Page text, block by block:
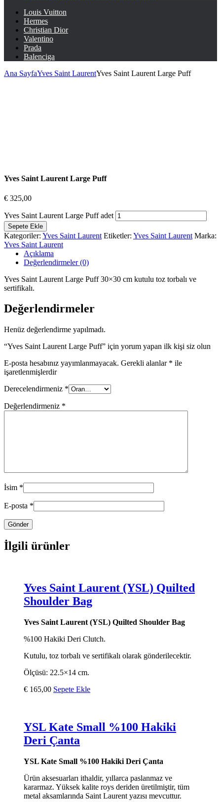
Louis Vuitton
Hermes
Christian Dior
Valentino
Prada
Balenciga
Ana SayfaYves Saint LaurentYves Saint Laurent Large Puff
Yves Saint Laurent Large Puff
€ 325,00
Yves Saint Laurent Large Puff adet
Sepete Ekle
Kategoriler: Yves Saint Laurent Etiketler: Yves Saint Laurent Marka:
Yves Saint Laurent
Açıklama
Değerlendirmeler (0)
Yves Saint Laurent Large Puff 30×30 cm kutulu toz torbalı ve
sertifikalı.
Değerlendirmeler
Henüz değerlendirme yapılmadı.
“Yves Saint Laurent Large Puff” için yorum yapan ilk kişi siz olun
E-posta hesabınız yayımlanmayacak. Gerekli alanlar * ile
işaretlenmişlerdir
Derecelendirmeniz *
Değerlendirmeniz *
İsim *
E-posta *
İlgili ürünler
Yves Saint Laurent (YSL) Quilted
Shoulder Bag
Yves Saint Laurent (YSL) Quilted Shoulder Bag
%100 Hakiki Deri Clutch.
Kutulu, toz torbalı ve sertifikalı olarak gönderilecektir.
Ölçüsü: 22.5×14 cm.
€ 165,00 Sepete Ekle
YSL Kate Small %100 Hakiki
Deri Çanta
YSL Kate Small %100 Hakiki Deri Çanta
Ürün aksesuarları ithaldir, yıllarca paslanmaz ve
kararmaz. Yüksek kalite roys deriden üretilmiştir, tüm
metal aksamlarında Saint Laurent yazısı mevcuttur.